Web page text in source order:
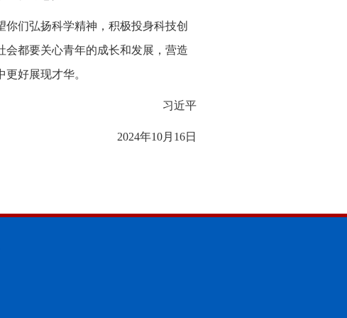
们弘扬科学精神，积极投身科技创
都要关心青年的成长和发展，营造
好展现才华。
习近平
2024年10月16日